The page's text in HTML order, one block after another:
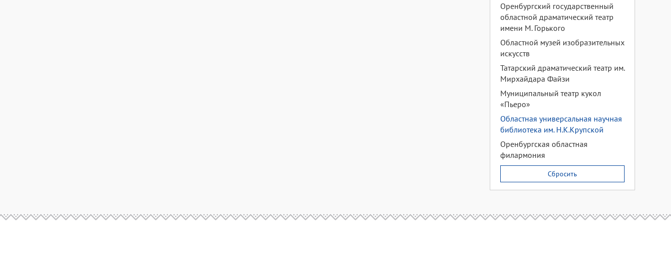
Оренбургский государственный
областной драматический театр
имени М. Горького
Областной музей изобразительных
искусств
Татарский драматический театр им.
Мирхайдара Файзи
Муниципальный театр кукол
«Пьеро»
Областная универсальная научная
библиотека им. Н.К.Крупской
Оренбургская областная
филармония
Сбросить